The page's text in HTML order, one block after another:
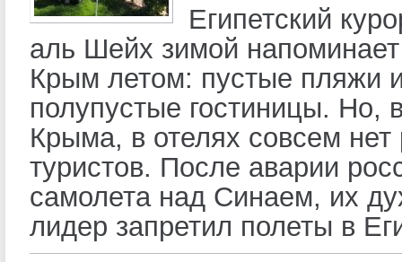
Египетский
аль Шейх зимой
Крым летом: пустые пляжи
полупустые гостиницы. Но,
Крыма, в отелях совсем нет
туристов. После аварии
самолета над Синаем, их
лидер запретил полеты в